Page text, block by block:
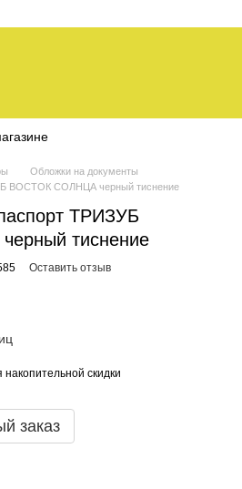
Обложки на документы
ВОСТОК СОЛНЦА черный тиснение
ТРИЗУБ
тиснение
Оставить отзыв
скидки
заказ